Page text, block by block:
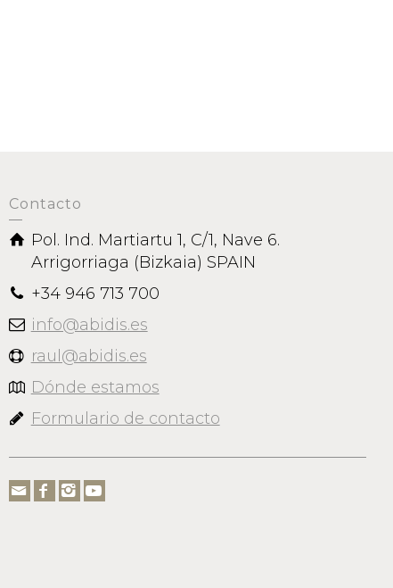
Contacto
Pol. Ind. Martiartu 1, C/1, Nave 6.
Arrigorriaga (Bizkaia) SPAIN
+34 946 713 700
info@abidis.es
raul@abidis.es
Dónde estamos
Formulario de contacto